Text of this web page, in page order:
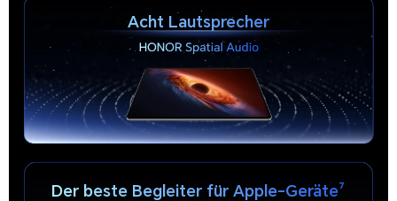
Der beste Begleiter für Apple-Geräte⁷
Acht Lautsprecher